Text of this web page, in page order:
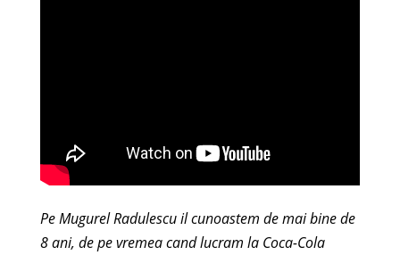
Pe Mugurel Radulescu il cunoastem de mai bine de
8 ani, de pe vremea cand lucram la Coca-Cola